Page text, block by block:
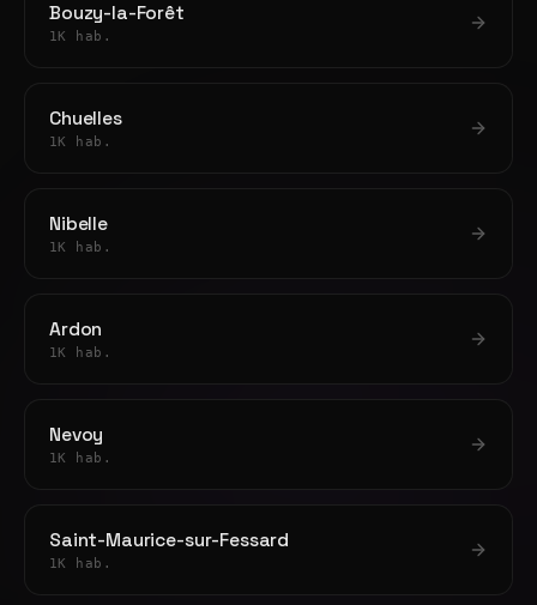
Bouzy-la-Forêt
1K hab.
Chuelles
1K hab.
Nibelle
1K hab.
Ardon
1K hab.
Nevoy
1K hab.
Saint-Maurice-sur-Fessard
1K hab.